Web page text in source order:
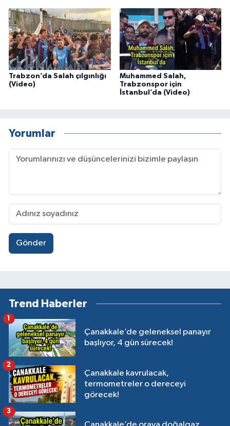
Trabzon’da Salah çılgınlığı
(Video)
Muhammed Salah,
Trabzonspor için
İstanbul’da (Video)
Yorumlar
Gönder
Trend Haberler
Çanakkale’de geleneksel panayır
başlıyor, 4 gün sürecek!
1
Çanakkale kavrulacak,
termometreler o dereceyi
görecek!
2
3